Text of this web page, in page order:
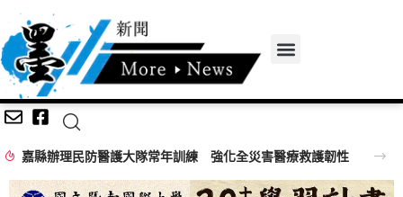
嘉縣辦理民防醫護大隊常年訓練 強化全災害醫療救護韌性